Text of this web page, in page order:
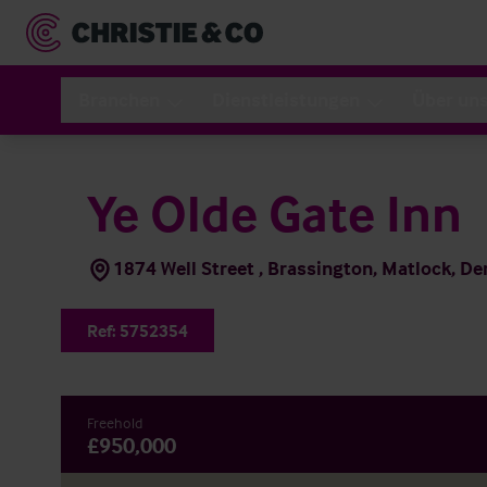
Ye Olde Gate Inn
1874 Well Street , Brassington, Matlock,
Ref: 5752354
Freehold
£950,000